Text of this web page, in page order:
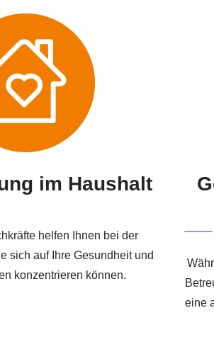
im Haushalt
helfen Ihnen bei der
sich auf Ihre Gesundheit und
konzentrieren können.
eine